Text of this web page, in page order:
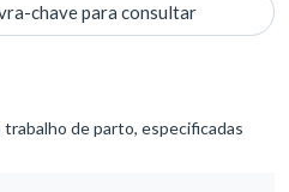
chave para consultar
de parto, especificadas